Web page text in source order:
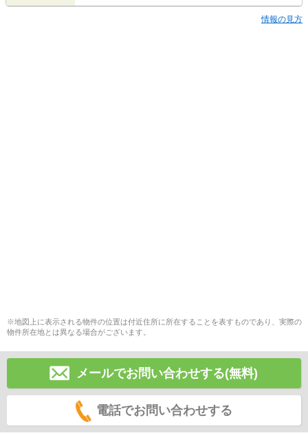
情報の見方
※地図上に表示される物件の位置は付近住所に所在することを表すものであり、実際の
物件所在地とは異なる場合がございます。
メールでお問い合わせする(無料)
電話でお問い合わせする